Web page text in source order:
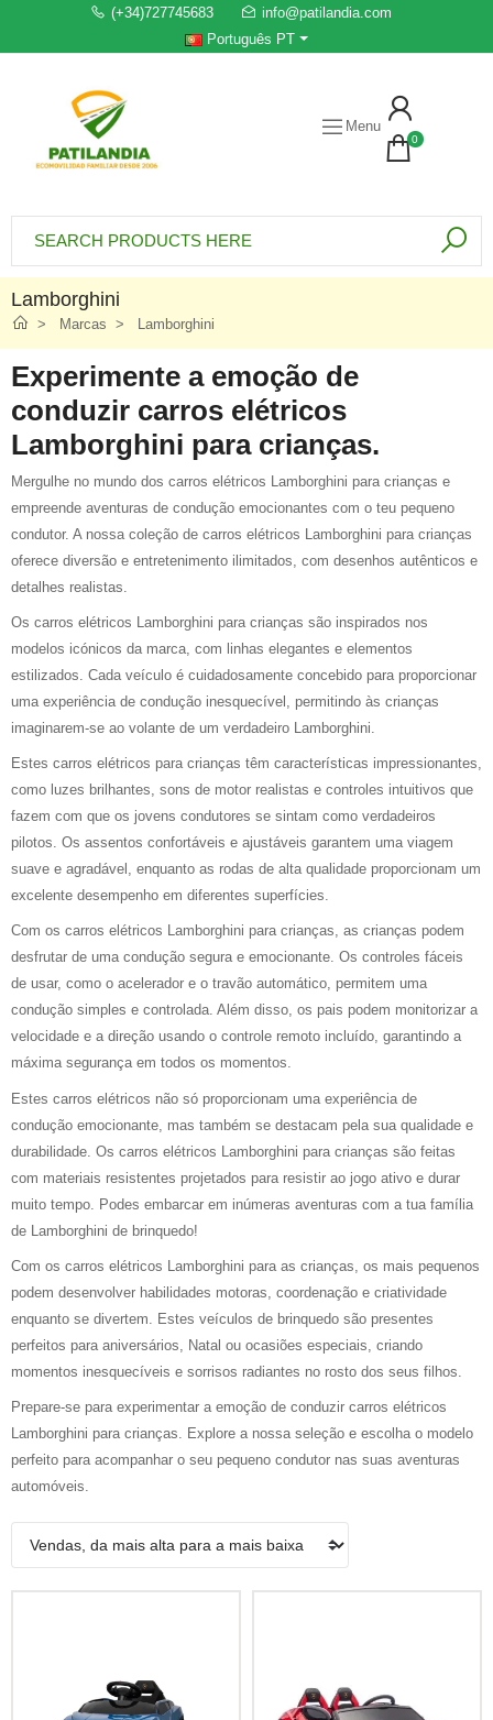
(+34)727745683
info@patilandia.com
Português PT
Menu
0
Lamborghini
Marcas Lamborghini
Experimente a emoção de
conduzir carros elétricos
Lamborghini para crianças.
Mergulhe no mundo dos carros elétricos Lamborghini para crianças e
empreende aventuras de condução emocionantes com o teu pequeno
condutor. A nossa coleção de carros elétricos Lamborghini para crianças
oferece diversão e entretenimento ilimitados, com desenhos autênticos e
detalhes realistas.
Os carros elétricos Lamborghini para crianças são inspirados nos
modelos icónicos da marca, com linhas elegantes e elementos
estilizados. Cada veículo é cuidadosamente concebido para proporcionar
uma experiência de condução inesquecível, permitindo às crianças
imaginarem-se ao volante de um verdadeiro Lamborghini.
Estes carros elétricos para crianças têm características impressionantes,
como luzes brilhantes, sons de motor realistas e controles intuitivos que
fazem com que os jovens condutores se sintam como verdadeiros
pilotos. Os assentos confortáveis e ajustáveis garantem uma viagem
suave e agradável, enquanto as rodas de alta qualidade proporcionam um
excelente desempenho em diferentes superfícies.
Com os carros elétricos Lamborghini para crianças, as crianças podem
desfrutar de uma condução segura e emocionante. Os controles fáceis
de usar, como o acelerador e o travão automático, permitem uma
condução simples e controlada. Além disso, os pais podem monitorizar a
velocidade e a direção usando o controle remoto incluído, garantindo a
máxima segurança em todos os momentos.
Estes carros elétricos não só proporcionam uma experiência de
condução emocionante, mas também se destacam pela sua qualidade e
durabilidade. Os carros elétricos Lamborghini para crianças são feitas
com materiais resistentes projetados para resistir ao jogo ativo e durar
muito tempo. Podes embarcar em inúmeras aventuras com a tua família
de Lamborghini de brinquedo!
Com os carros elétricos Lamborghini para as crianças, os mais pequenos
podem desenvolver habilidades motoras, coordenação e criatividade
enquanto se divertem. Estes veículos de brinquedo são presentes
perfeitos para aniversários, Natal ou ocasiões especiais, criando
momentos inesquecíveis e sorrisos radiantes no rosto dos seus filhos.
Prepare-se para experimentar a emoção de conduzir carros elétricos
Lamborghini para crianças. Explore a nossa seleção e escolha o modelo
perfeito para acompanhar o seu pequeno condutor nas suas aventuras
automóveis.